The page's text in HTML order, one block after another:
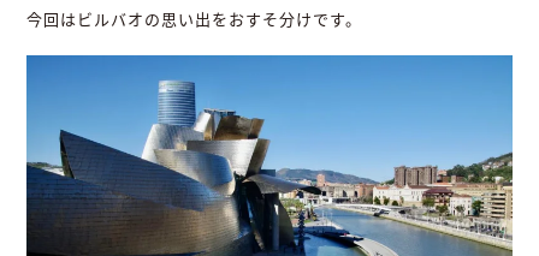
今回はビルバオの思い出をおすそ分けです。